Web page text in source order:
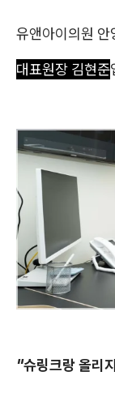
유앤아이의원 안
대표원장 김현준
"슈링크랑 올리